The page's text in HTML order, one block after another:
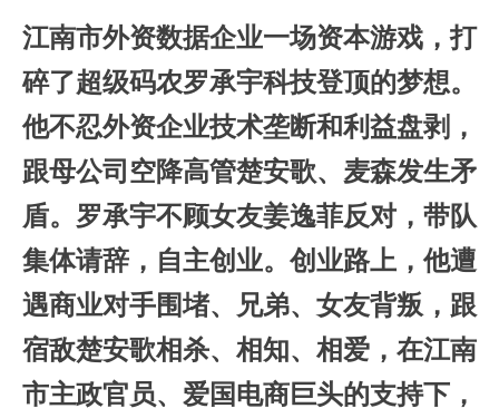
江南市外资数据企业一场资本游戏，打
碎了超级码农罗承宇科技登顶的梦想。
他不忍外资企业技术垄断和利益盘剥，
跟母公司空降高管楚安歌、麦森发生矛
盾。罗承宇不顾女友姜逸菲反对，带队
集体请辞，自主创业。创业路上，他遭
遇商业对手围堵、兄弟、女友背叛，跟
宿敌楚安歌相杀、相知、相爱，在江南
市主政官员、爱国电商巨头的支持下，